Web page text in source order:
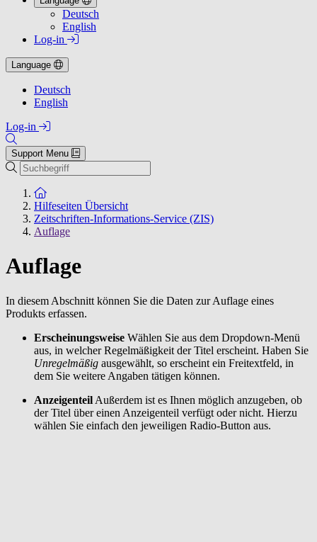
Deutsch
English
Log-in
Language
Deutsch
English
Log-in
Support Menu
Suchen
Zur Startseite
Hilfeseiten Übersicht
Zeitschriften-Informations-Service (ZIS)
Auflage
Auflage
In diesem Abschnitt können Sie die Daten zur Auflage eines
Produkts erfassen.
Erscheinungsweise Wählen Sie aus dem Dropdown-Menü
aus, in welcher Regelmäßigkeit der Titel erscheint. Haben Sie
Unregelmäßig ausgewählt, so erscheint ein Freitextfeld, in
dem Sie weitere Angaben tätigen können.
Anzeigenteil Außerdem ist es Ihnen möglich anzugeben, ob
der Titel über einen Anzeigenteil verfügt oder nicht. Hierzu
wählen Sie einfach den jeweiligen Radio-Button aus.